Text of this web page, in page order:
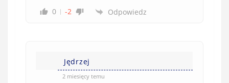
0 -2 Odpowiedz
Jędrzej
2 miesięcy temu